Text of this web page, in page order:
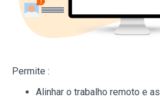
Permite :
Alinhar o trabalho remoto e